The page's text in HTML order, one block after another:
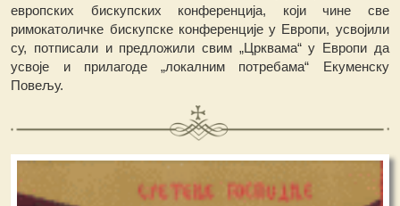
европских бискупских конференција, који чине све
римокатоличке бискупске конференције у Европи, усвојили
су, потписали и предложили свим „Црквама“ у Европи да
усвоје и прилагоде „локалним потребама“ Екуменску
Повељу.